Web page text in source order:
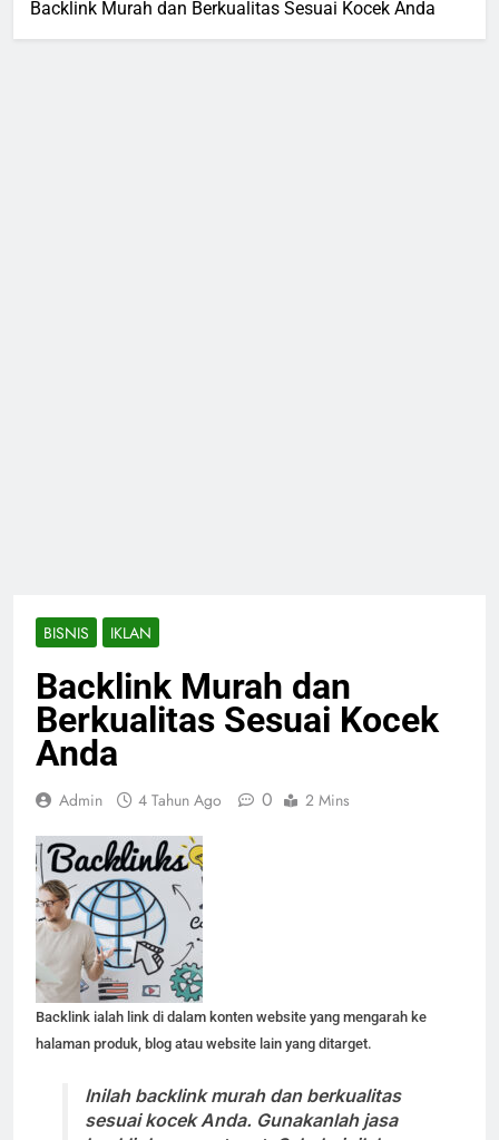
Backlink Murah dan Berkualitas Sesuai Kocek Anda
BISNIS IKLAN
Backlink Murah dan
Berkualitas Sesuai Kocek
Anda
Admin 4 Tahun Ago 0 2 Mins
Backlink ialah link di dalam konten website yang mengarah ke
halaman produk, blog atau website lain yang ditarget.
Inilah backlink murah dan berkualitas
sesuai kocek Anda. Gunakanlah jasa